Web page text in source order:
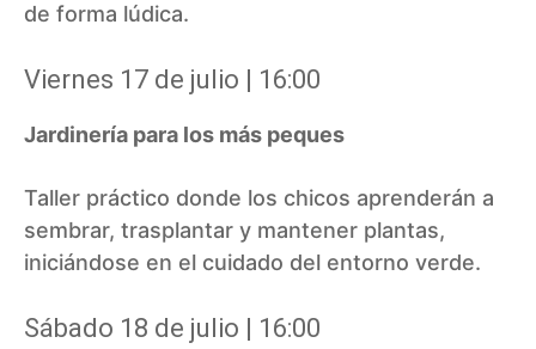
de forma lúdica.
Viernes 17 de julio | 16:00
Jardinería para los más peques
Taller práctico donde los chicos aprenderán a
sembrar, trasplantar y mantener plantas,
iniciándose en el cuidado del entorno verde.
Sábado 18 de julio | 16:00